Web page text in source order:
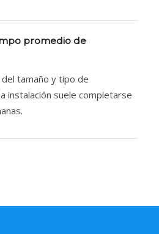
promedio de
tamaño y tipo de
instalación suele completarse